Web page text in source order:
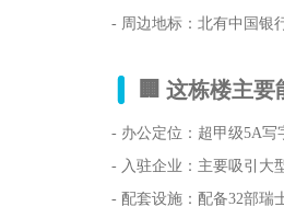
- 周边地标：北有中国银
🏢 这栋楼主要
- 办公定位：超甲级5A写
- 入驻企业：主要吸引大
- 配套设施：配备32部瑞